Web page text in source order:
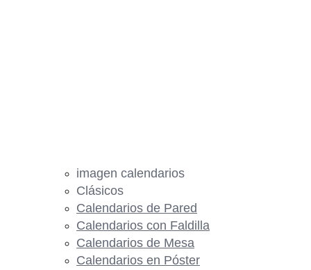
imagen calendarios
Clásicos
Calendarios de Pared
Calendarios con Faldilla
Calendarios de Mesa
Calendarios en Póster